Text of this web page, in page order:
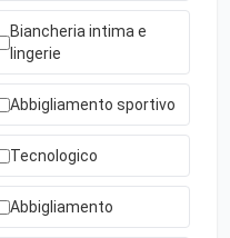
Biancheria intima e
lingerie
Abbigliamento sportivo
Tecnologico
Abbigliamento